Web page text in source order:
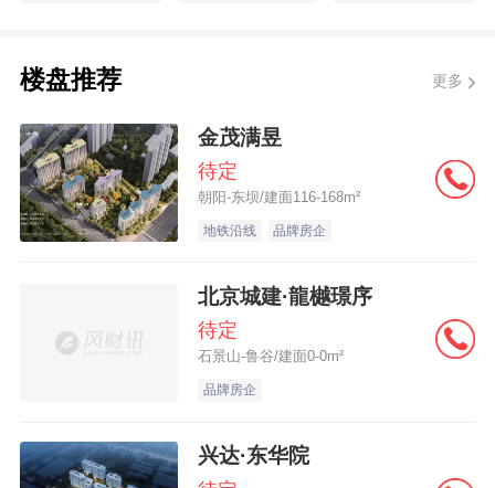
楼盘推荐 更多
金茂满昱
待定
朝阳-东坝/建面116-168m²
地铁沿线 品牌房企
北京城建·龍樾璟序
待定
石景山-鲁谷/建面0-0m²
品牌房企
兴达·东华院